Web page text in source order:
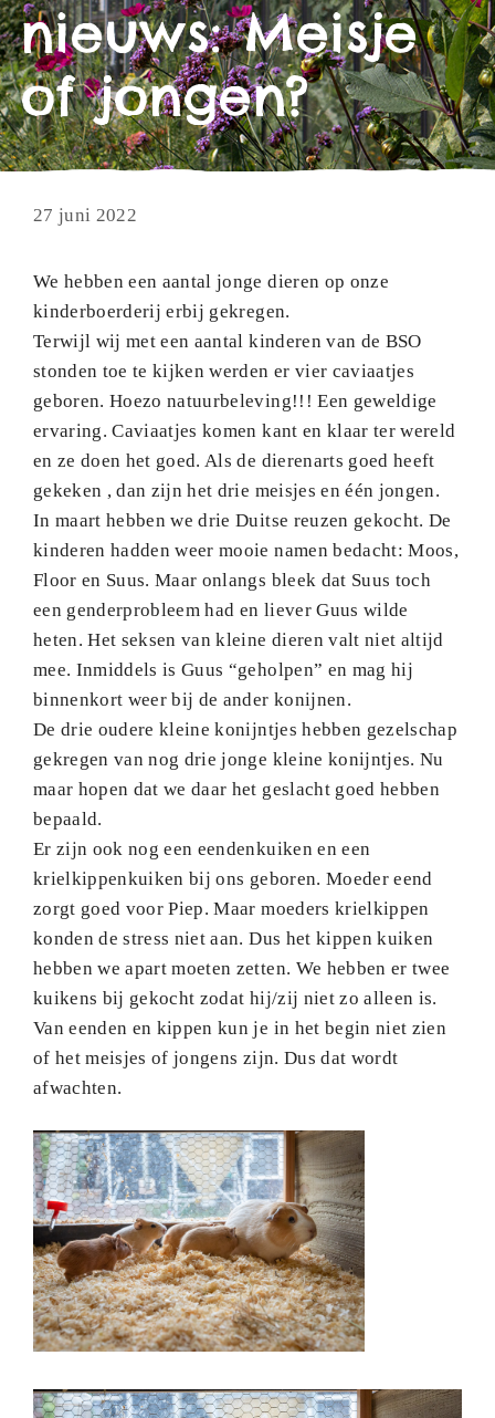
nieuws: Meisje
of jongen?
27 juni 2022
We hebben een aantal jonge dieren op onze
kinderboerderij erbij gekregen.
Terwijl wij met een aantal kinderen van de BSO
stonden toe te kijken werden er vier caviaatjes
geboren. Hoezo natuurbeleving!!!Een geweldige
ervaring. Caviaatjes komen kant en klaar ter wereld
en ze doen het goed. Als de dierenarts goed heeft
gekeken , dan zijn het drie meisjes en één jongen.
In maart hebben we drie Duitse reuzen gekocht. De
kinderen hadden weer mooie namen bedacht: Moos,
Floor en Suus. Maar onlangs bleek dat Suus toch
een genderprobleem had en liever Guus wilde
heten. Het seksen van kleine dieren valt niet altijd
mee. Inmiddels is Guus “geholpen” en mag hij
binnenkort weer bij de ander konijnen.
De drie oudere kleine konijntjes hebben gezelschap
gekregen van nog drie jonge kleine konijntjes. Nu
maar hopen dat we daar het geslacht goed hebben
bepaald.
Er zijn ook nog een eendenkuiken en een
krielkippenkuiken bij ons geboren. Moeder eend
zorgt goed voor Piep. Maar moeders krielkippen
konden de stress niet aan. Dus het kippen kuiken
hebben we apart moeten zetten. We hebben er twee
kuikens bij gekocht zodat hij/zij niet zo alleen is.
Van eenden en kippen kun je in het begin niet zien
of het meisjes of jongens zijn. Dus dat wordt
afwachten.